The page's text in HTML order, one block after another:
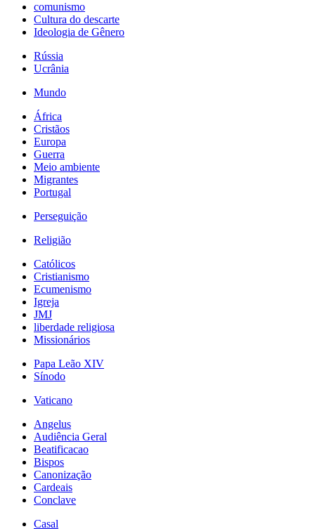
comunismo
Cultura do descarte
Ideologia de Gênero
Rússia
Ucrânia
Mundo
África
Cristãos
Europa
Guerra
Meio ambiente
Migrantes
Portugal
Perseguição
Religião
Católicos
Cristianismo
Ecumenismo
Igreja
JMJ
liberdade religiosa
Missionários
Papa Leão XIV
Sínodo
Vaticano
Angelus
Audiência Geral
Beatificacao
Bispos
Canonização
Cardeais
Conclave
Casal